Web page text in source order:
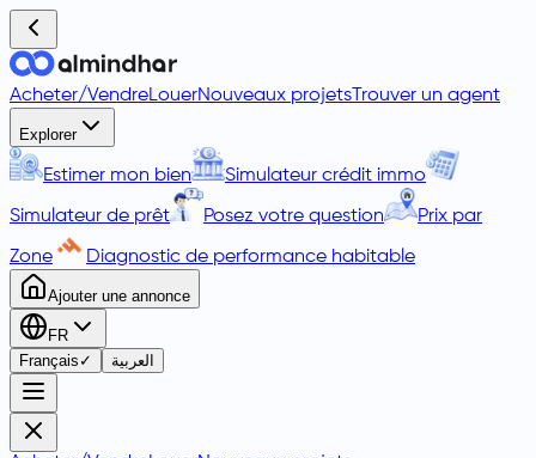
Acheter/VendreLouerNouveaux projets Trouver un agent
Explorer
Estimer mon bien Simulateur crédit immo
Simulateur de prêt Posez votre question Prix par
Zone Diagnostic de performance habitable
Ajouter une annonce
FR
Français ✓ العربية